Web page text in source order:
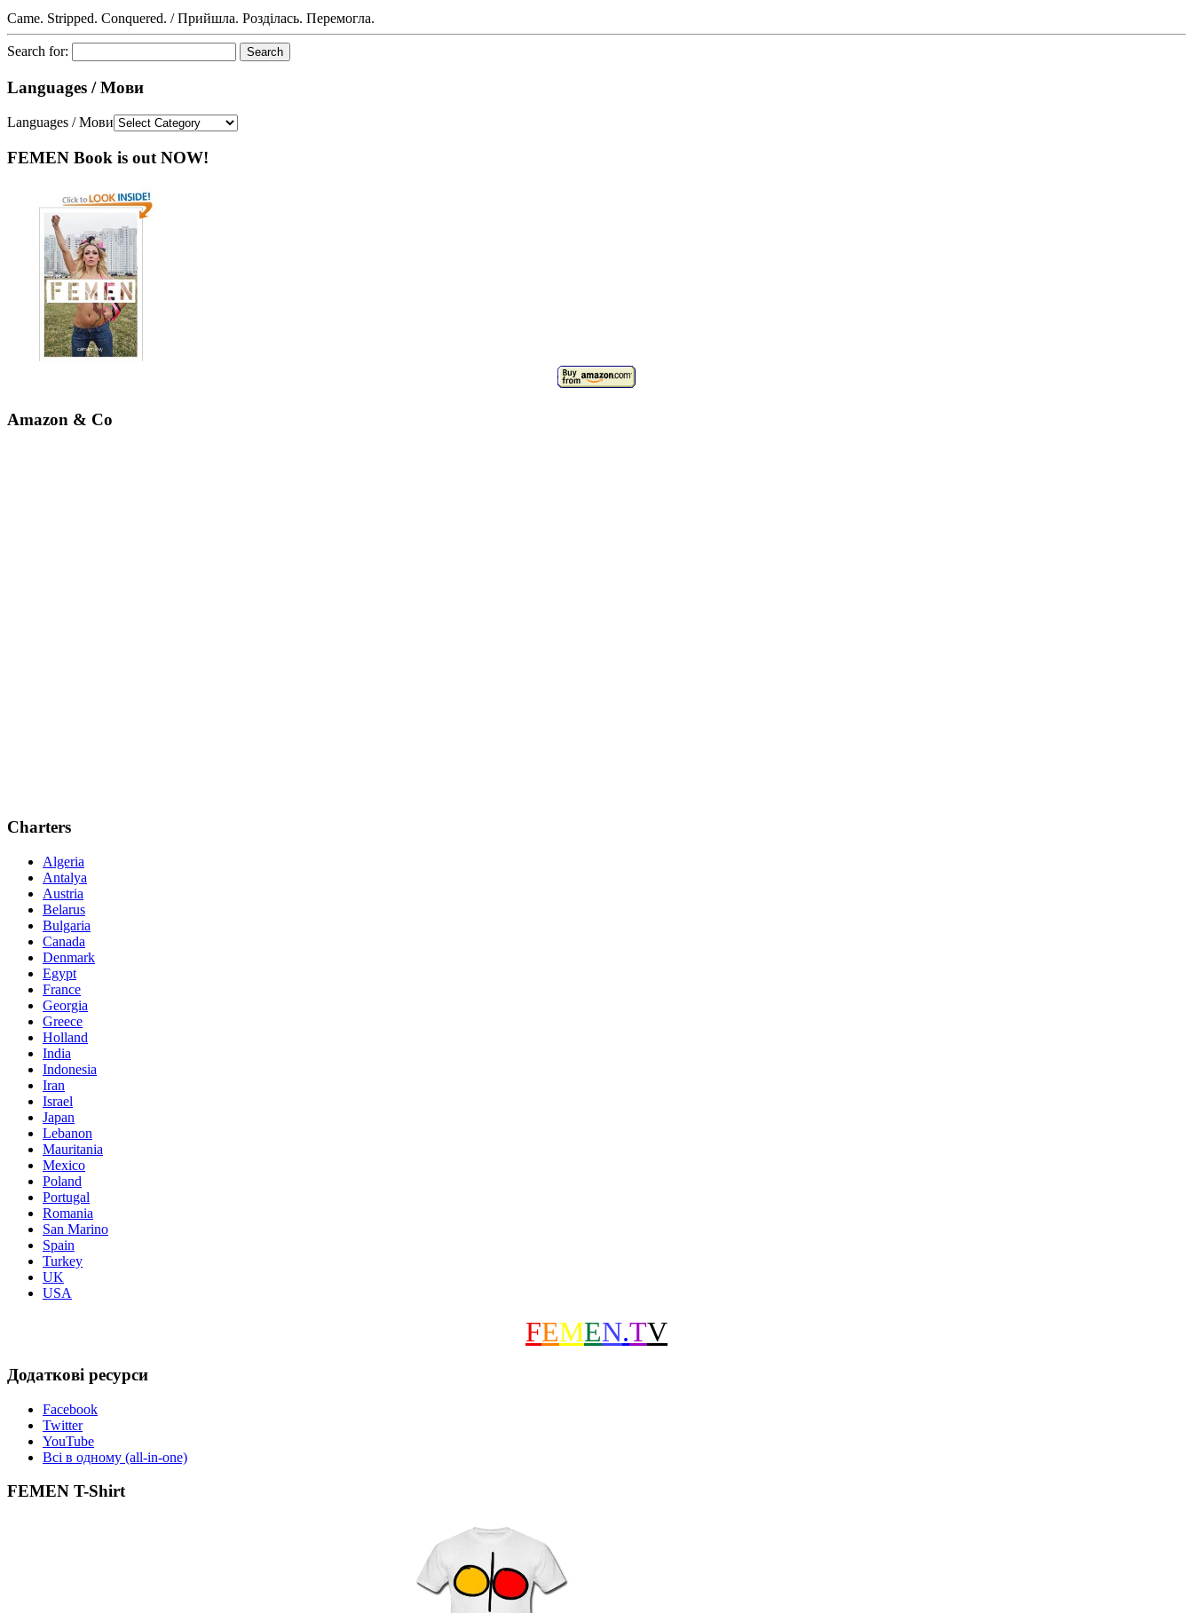
Came. Stripped. Conquered. / Прийшла. Розділась. Перемогла.
Search for:
Languages / Мови
Languages / Мови
FEMEN Book is out NOW!
Amazon & Co
Charters
Algeria
Antalya
Austria
Belarus
Bulgaria
Canada
Denmark
Egypt
France
Georgia
Greece
Holland
India
Indonesia
Iran
Israel
Japan
Lebanon
Mauritania
Mexico
Poland
Portugal
Romania
San Marino
Spain
Turkey
UK
USA
FEMEN.TV
Додаткові ресурси
Facebook
Twitter
YouTube
Всі в одному (all-in-one)
FEMEN T-Shirt